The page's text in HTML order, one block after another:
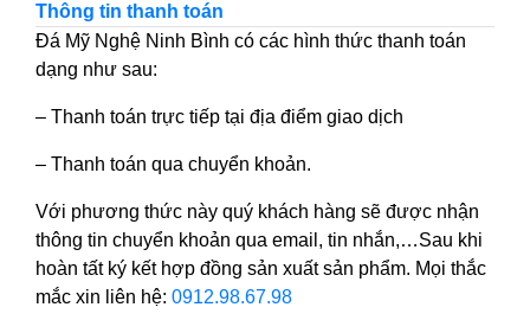
Thông tin thanh toán
Đá Mỹ Nghệ Ninh Bình có các hình thức thanh toán
dạng như sau:
– Thanh toán trực tiếp tại địa điểm giao dịch
– Thanh toán qua chuyển khoản.
Với phương thức này quý khách hàng sẽ được nhận
thông tin chuyển khoản qua email, tin nhắn,…Sau khi
hoàn tất ký kết hợp đồng sản xuất sản phẩm. Mọi thắc
mắc xin liên hệ: 0912.98.67.98